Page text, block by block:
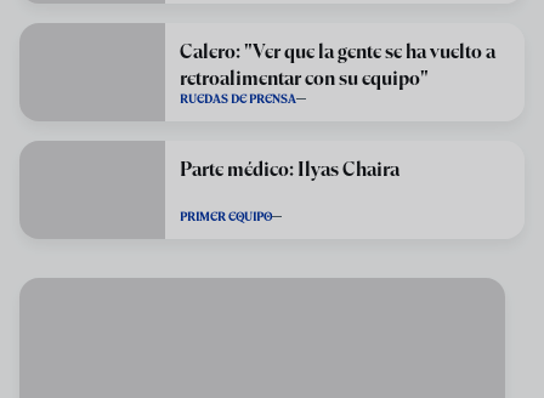
Calero: "Ver que la gente se ha vuelto a
retroalimentar con su equipo"
RUEDAS DE PRENSA
Parte médico: Ilyas Chaira
PRIMER EQUIPO